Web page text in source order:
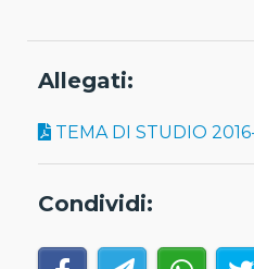
Allegati:
TEMA DI STUDIO
Condividi: